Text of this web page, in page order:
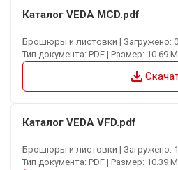
Каталог VEDA MCD.pdf
Брошюры и листовки | Загружено:
Тип документа: PDF | Размер: 10.69
file_download
Каталог VEDA VFD.pdf
Брошюры и листовки | Загружено:
Тип документа: PDF | Размер: 10.39